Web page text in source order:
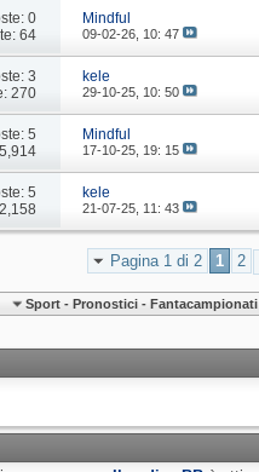
0
64
Mindful
09-02-26, 10: 47
3
270
kele
29-10-25, 10: 50
5
Mindful
17-10-25, 19: 15
5
kele
21-07-25, 11: 43
Pagina 1 di 2 1 2
Sport - Pronostici - Fantacampionati